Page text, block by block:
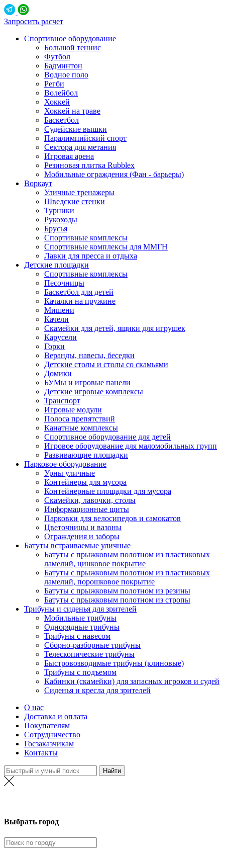
Запросить расчет
Спортивное оборудование
Большой теннис
Футбол
Бадминтон
Водное поло
Регби
Волейбол
Хоккей
Хоккей на траве
Баскетбол
Судейские вышки
Паралимпийский спорт
Сектора для метания
Игровая арена
Резиновая плитка Rubblex
Мобильные ограждения (Фан - барьеры)
Воркаут
Уличные тренажеры
Шведские стенки
Турники
Рукоходы
Брусья
Спортивные комплексы
Спортивные комплексы для ММГН
Лавки для пресса и отдыха
Детские площадки
Спортивные комплексы
Песочницы
Баскетбол для детей
Качалки на пружине
Мишени
Качели
Скамейки для детей, ящики для игрушек
Карусели
Горки
Веранды, навесы, беседки
Детские столы и столы со скамьями
Домики
БУМы и игровые панели
Детские игровые комплексы
Транспорт
Игровые модули
Полоса препятствий
Канатные комплексы
Спортивное оборудование для детей
Игровое оборудование для маломобильных групп
Развивающие площадки
Парковое оборудование
Урны уличные
Контейнеры для мусора
Контейнерные площадки для мусора
Скамейки, лавочки, столы
Информационные щиты
Парковки для велосипедов и самокатов
Цветочницы и вазоны
Ограждения и заборы
Батуты встраиваемые уличные
Батуты с прыжковым полотном из пластиковых
ламелий, цинковое покрытие
Батуты с прыжковым полотном из пластиковых
ламелий, порошковое покрытие
Батуты с прыжковым полотном из резины
Батуты с прыжковым полотном из стропы
Трибуны и сиденья для зрителей
Мобильные трибуны
Однорядные трибуны
Трибуны с навесом
Сборно-разборные трибуны
Телескопические трибуны
Быстровозводимые трибуны (клиновые)
Трибуны с подъемом
Кабинки (скамейки) для запасных игроков и судей
Сиденья и кресла для зрителей
О нас
Доставка и оплата
Покупателям
Сотрудничество
Госзаказчикам
Контакты
Выбрать город